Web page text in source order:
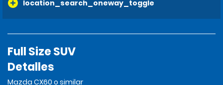
location_search_oneway_toggle
Full Size SUV
Detalles
Mazda CX60 o similar